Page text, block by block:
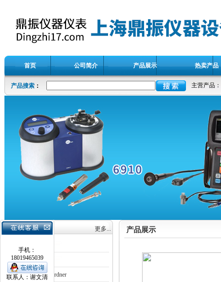
首页 公司简介 产品展示 热卖产品
产品搜索： 主营产品：
手机：
18019465039
联系人：谢文清
产品目录 更多...
德国Erichsen
德国BYK-Gardner
产品展示